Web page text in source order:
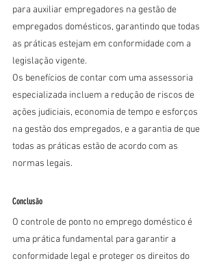
para auxiliar empregadores na gestão de
empregados domésticos, garantindo que todas
as práticas estejam em conformidade com a
legislação vigente.
Os benefícios de contar com uma assessoria
especializada incluem a redução de riscos de
ações judiciais, economia de tempo e esforços
na gestão dos empregados, e a garantia de que
todas as práticas estão de acordo com as
normas legais.
Conclusão
O controle de ponto no emprego doméstico é
uma prática fundamental para garantir a
conformidade legal e proteger os direitos do